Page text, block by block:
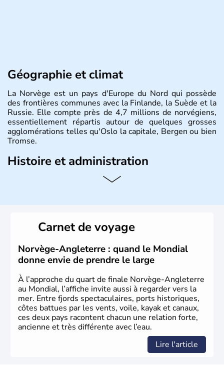
Géographie et climat
La Norvège est un pays d'Europe du Nord qui possède
des frontières communes avec la Finlande, la Suède et la
Russie. Elle compte près de 4,7 millions de norvégiens,
essentiellement répartis autour de quelques grosses
agglomérations telles qu'Oslo la capitale, Bergen ou bien
Tromse.
Histoire et administration
La Norvège est gouvernée par une monarchie
Carnet de voyage
Norvège-Angleterre : quand le Mondial
donne envie de prendre le large
À l’approche du quart de finale Norvège-Angleterre
au Mondial, l’affiche invite aussi à regarder vers la
mer. Entre fjords spectaculaires, ports historiques,
côtes battues par les vents, voile, kayak et canaux,
ces deux pays racontent chacun une relation forte,
ancienne et très différente avec l’eau.
Lire l'article